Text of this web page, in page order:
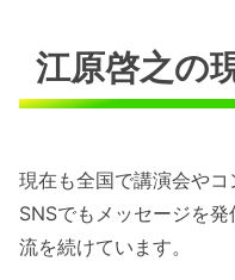
江原啓之の
現在も全国で講演会や
SNSでもメッセージを
流を続けています。